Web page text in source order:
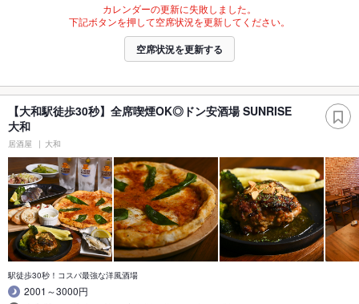
カレンダーの更新に失敗しました。
下記ボタンを押して空席状況を更新してください。
空席状況を更新する
【大和駅徒歩30秒】全席喫煙OK◎ドン安酒場 SUNRISE
大和
居酒屋 大和
駅徒歩30秒！コスパ最強な洋風酒場
2001～3000円